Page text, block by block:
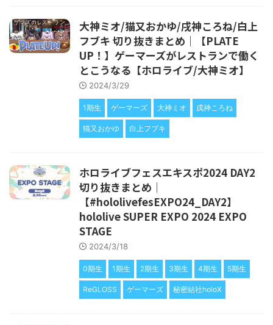
大神ミオ/猫又おかゆ/戌神ころね/白上
フブキ 切り抜きまとめ｜【PLATE
UP！】ゲーマーズがレストランで働く
とこうなる【ホロライブ/大神ミオ】
2024/3/29
1期生 ゲーマーズ 大神ミオ 戌神ころね
猫又おかゆ 白上フブキ
ホロライブフェスエキスポ2024 DAY2
切り抜きまとめ｜
【#hololivefesEXPO24_DAY2】
hololive SUPER EXPO 2024 EXPO
STAGE
2024/3/18
0期生 1期生 2期生 3期生 4期生 5期生
ReGLOSS ゲーマーズ 秘密結社holoX